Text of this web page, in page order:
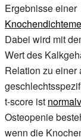
Ergebnisse einer
Dabei wird mit
Wert des
Relation zu einer
t-score ist
Osteopenie
wenn die